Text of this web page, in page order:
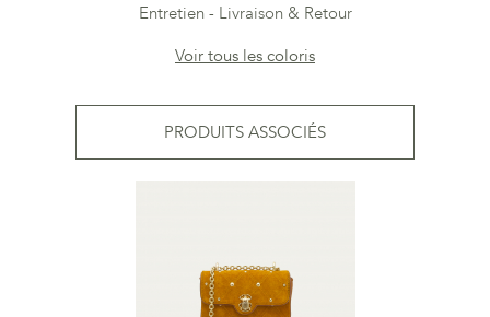
Entretien
Livraison & Retour
Voir tous les coloris
PRODUITS ASSOCIÉS